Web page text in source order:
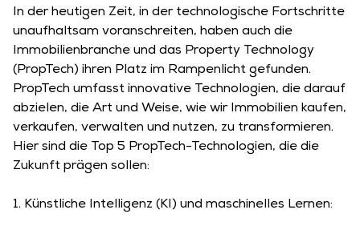
In der heutigen Zeit, in der technologische Fortschritte
unaufhaltsam voranschreiten, haben auch die
Immobilienbranche und das Property Technology
(PropTech) ihren Platz im Rampenlicht gefunden.
PropTech umfasst innovative Technologien, die darauf
abzielen, die Art und Weise, wie wir Immobilien kaufen,
verkaufen, verwalten und nutzen, zu transformieren.
Hier sind die Top 5 PropTech-Technologien, die die
Zukunft prägen sollen:
1. Künstliche Intelligenz (KI) und maschinelles Lernen: